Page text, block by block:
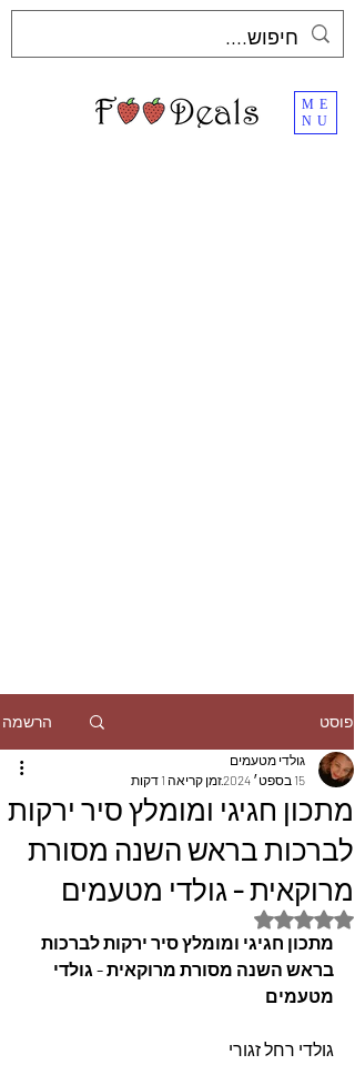
ME
NU
פוסט הרשמה
מתכון חגיגי ומומלץ סיר ירקות
לברכות בראש השנה מסורת
מרוקאית - גולדי מטעמים
גולדי מטעמים
15 בספט׳ 2024
זמן קריאה 1 דקות
דירוג של NaN מתוך 5 כוכבים
מתכון חגיגי ומומלץ סיר ירקות לברכות
בראש השנה מסורת מרוקאית - גולדי
מטעמים
גולדי רחל זגורי